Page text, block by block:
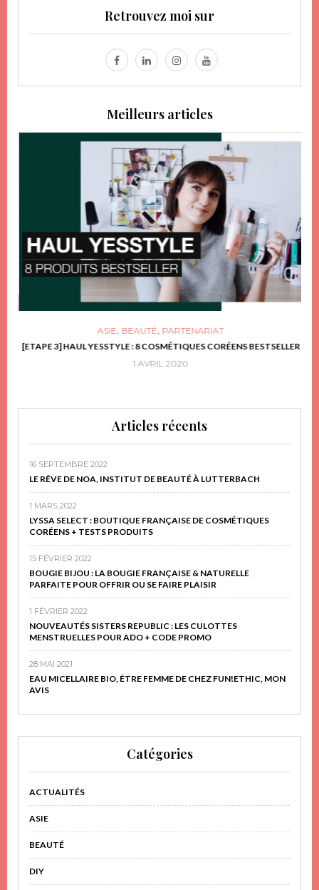
Retrouvez moi sur
Meilleurs articles
ASIE, BEAUTÉ, PARTENARIAT
[ETAPE 3] HAUL YESSTYLE : 8 COSMÉTIQUES CORÉENS BESTSELLER
1 AVRIL 2020
Articles récents
16 SEPTEMBRE 2022
LE RÊVE DE NOA, INSTITUT DE BEAUTÉ À LUTTERBACH
1 MARS 2022
LYSSA SELECT : BOUTIQUE FRANÇAISE DE COSMÉTIQUES
CORÉENS + TESTS PRODUITS
15 FÉVRIER 2022
BOUGIE BIJOU : LA BOUGIE FRANÇAISE & NATURELLE
PARFAITE POUR OFFRIR OU SE FAIRE PLAISIR
1 FÉVRIER 2022
NOUVEAUTÉS SISTERS REPUBLIC : LES CULOTTES
MENSTRUELLES POUR ADO + CODE PROMO
28 MAI 2021
EAU MICELLAIRE BIO, ÊTRE FEMME DE CHEZ FUN!ETHIC, MON
AVIS
Catégories
ACTUALITÉS
ASIE
BEAUTÉ
DIY